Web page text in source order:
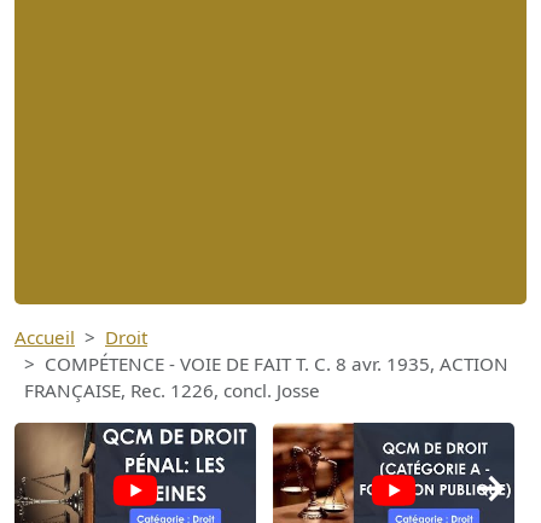
Accueil
Droit
COMPÉTENCE - VOIE DE FAIT T. C. 8 avr. 1935, ACTION
FRANÇAISE, Rec. 1226, concl. Josse
→